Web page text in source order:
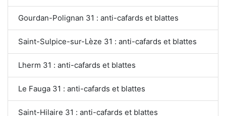
Gourdan-Polignan 31 : anti-cafards et blattes
Saint-Sulpice-sur-Lèze 31 : anti-cafards et blattes
Lherm 31 : anti-cafards et blattes
Le Fauga 31 : anti-cafards et blattes
Saint-Hilaire 31 : anti-cafards et blattes